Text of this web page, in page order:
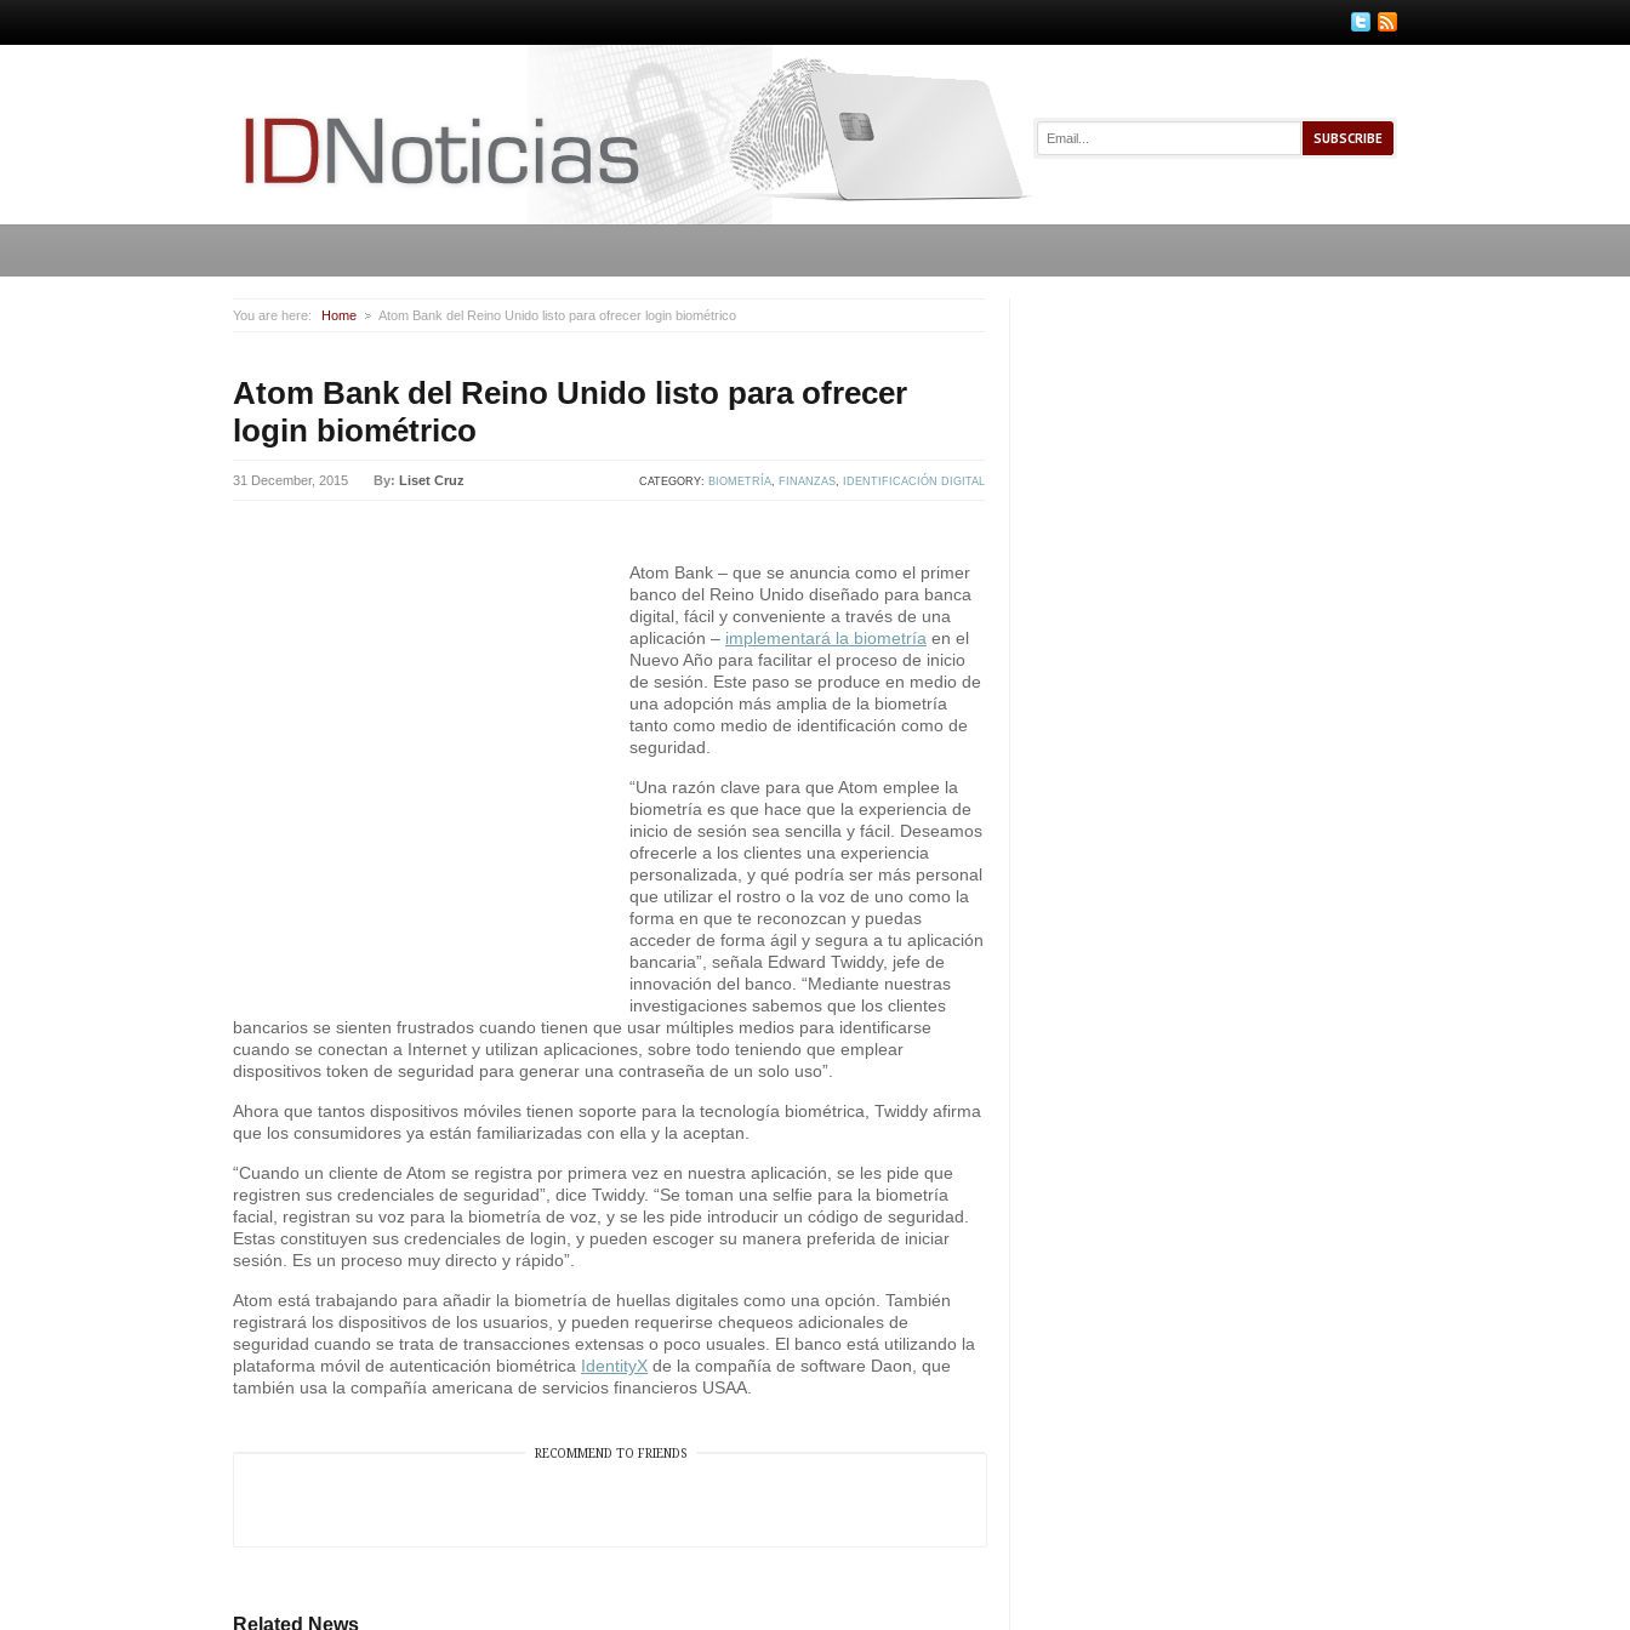
You are here: Home Atom Bank del Reino Unido listo para ofrecer login biométrico
Atom Bank del Reino Unido listo para ofrecer
login biométrico
31 December, 2015 By: Liset Cruz CATEGORY: BIOMETRÍA, FINANZAS, IDENTIFICACIÓN DIGITAL
Atom Bank – que se anuncia como el primer
banco del Reino Unido diseñado para banca
digital, fácil y conveniente a través de una
aplicación – implementará la biometría en el
Nuevo Año para facilitar el proceso de inicio
de sesión. Este paso se produce en medio de
una adopción más amplia de la biometría
tanto como medio de identificación como de
seguridad.
“Una razón clave para que Atom emplee la
biometría es que hace que la experiencia de
inicio de sesión sea sencilla y fácil. Deseamos
ofrecerle a los clientes una experiencia
personalizada, y qué podría ser más personal
que utilizar el rostro o la voz de uno como la
forma en que te reconozcan y puedas
acceder de forma ágil y segura a tu aplicación
bancaria”, señala Edward Twiddy, jefe de
innovación del banco. “Mediante nuestras
investigaciones sabemos que los clientes
bancarios se sienten frustrados cuando tienen que usar múltiples medios para identificarse
cuando se conectan a Internet y utilizan aplicaciones, sobre todo teniendo que emplear
dispositivos token de seguridad para generar una contraseña de un solo uso”.
Ahora que tantos dispositivos móviles tienen soporte para la tecnología biométrica, Twiddy afirma
que los consumidores ya están familiarizadas con ella y la aceptan.
“Cuando un cliente de Atom se registra por primera vez en nuestra aplicación, se les pide que
registren sus credenciales de seguridad”, dice Twiddy. “Se toman una selfie para la biometría
facial, registran su voz para la biometría de voz, y se les pide introducir un código de seguridad.
Estas constituyen sus credenciales de login, y pueden escoger su manera preferida de iniciar
sesión. Es un proceso muy directo y rápido”.
Atom está trabajando para añadir la biometría de huellas digitales como una opción. También
registrará los dispositivos de los usuarios, y pueden requerirse chequeos adicionales de
seguridad cuando se trata de transacciones extensas o poco usuales. El banco está utilizando la
plataforma móvil de autenticación biométrica IdentityX de la compañía de software Daon, que
también usa la compañía americana de servicios financieros USAA.
RECOMMEND TO FRIENDS
Related News